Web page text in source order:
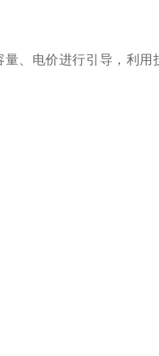
量、电价进行引导，利